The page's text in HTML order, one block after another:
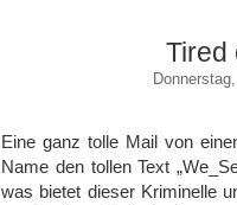
Tired
Eine ganz tolle Mail von
Name den tollen Text
was bietet dieser Kriminelle